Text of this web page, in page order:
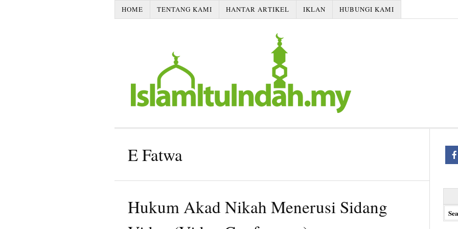
HOME TENTANG KAMI HANTAR ARTIKEL IKLAN HUBUNGI KAMI
E Fatwa
Hukum Akad Nikah Menerusi Sidang